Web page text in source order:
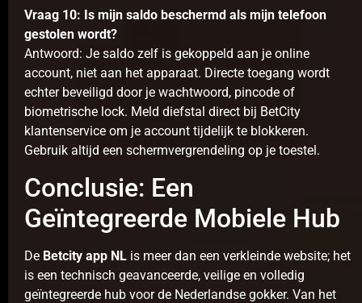
Vraag 10: Is mijn saldo beschermd als mijn telefoon
gestolen wordt?
Antwoord: Je saldo zelf is gekoppeld aan je online
account, niet aan het apparaat. Directe toegang wordt
echter beveiligd door je wachtwoord, pincode of
biometrische lock. Meld diefstal direct bij BetCity
klantenservice om je account tijdelijk te blokkeren.
Gebruik altijd een schermvergrendeling op je toestel.
Conclusie: Een
Geïntegreerde Mobiele Hub
De Betcity app NL is meer dan een verkleinde website; het
is een technisch geavanceerde, veilige en volledig
geïntegreerde hub voor de Nederlandse gokker. Van het